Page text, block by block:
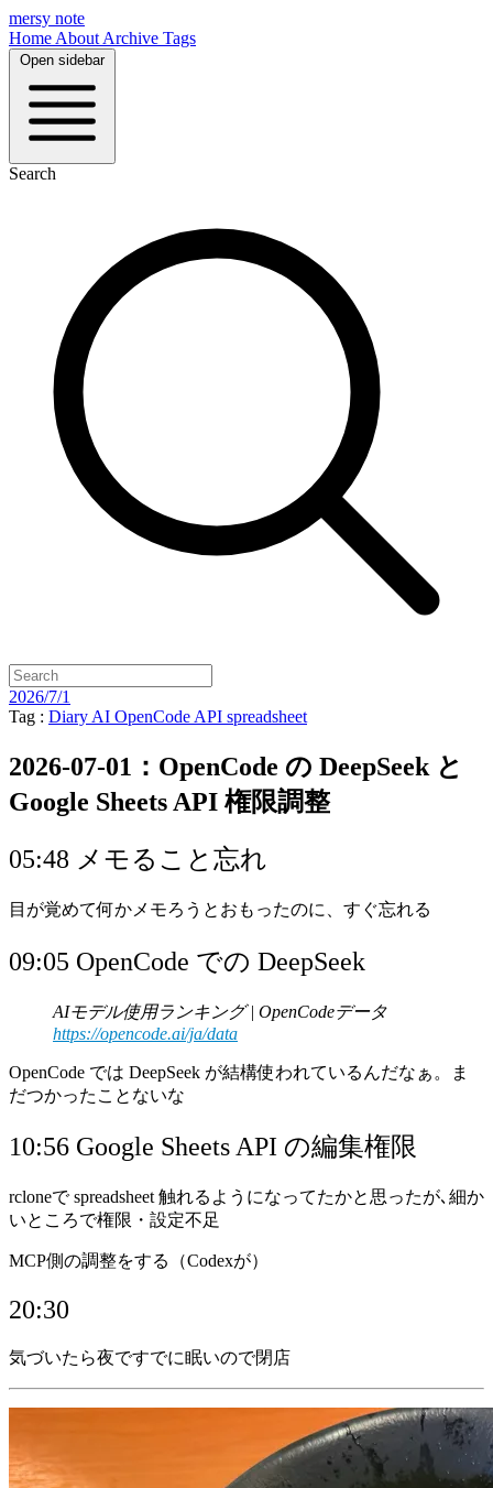
mersy note
Home About Archive Tags
Open sidebar
Search
2026/7/1
Tag : Diary AI OpenCode API spreadsheet
2026-07-01：OpenCode の DeepSeek と
Google Sheets API 権限調整
05:48 メモること忘れ
目が覚めて何かメモろうとおもったのに、すぐ忘れる
09:05 OpenCode での DeepSeek
AIモデル使用ランキング | OpenCodeデータ
https://opencode.ai/ja/data
OpenCode では DeepSeek が結構使われているんだなぁ。ま
だつかったことないな
10:56 Google Sheets API の編集権限
rcloneで spreadsheet 触れるようになってたかと思ったが､細か
いところで権限・設定不足
MCP側の調整をする（Codexが）
20:30
気づいたら夜ですでに眠いので閉店